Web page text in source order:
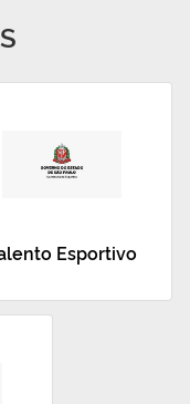
Esportivo